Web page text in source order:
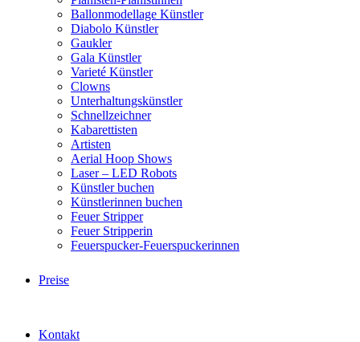
Ballonmodellage Künstler
Diabolo Künstler
Gaukler
Gala Künstler
Varieté Künstler
Clowns
Unterhaltungskünstler
Schnellzeichner
Kabarettisten
Artisten
Aerial Hoop Shows
Laser – LED Robots
Künstler buchen
Künstlerinnen buchen
Feuer Stripper
Feuer Stripperin
Feuerspucker-Feuerspuckerinnen
Preise
Kontakt